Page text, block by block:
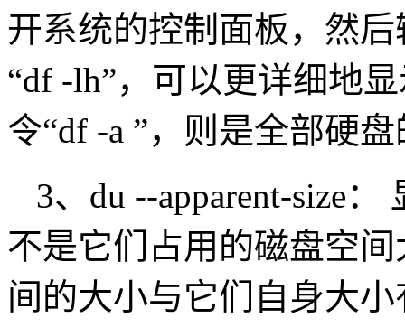
开系统的控制面板，然
“df -lh”，可以更详细地
令“df -a ”，则是全部硬
3、du --apparent-size
不是它们占用的磁盘空
间的大小与它们自身大